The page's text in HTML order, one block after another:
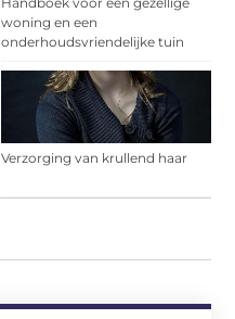
woning en een
onderhoudsvriendelijke tuin
Verzorging van krullend haar